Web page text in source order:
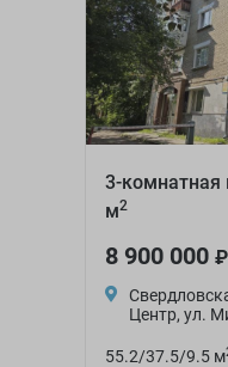
3-комнатная
м2
8 900 000 ₽
Центр, ул.
55.2/37.5/9.5 м